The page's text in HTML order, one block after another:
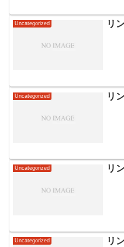
も
て
Uncategorized リ
Uncategorized リ
Uncategorized リ
Uncategorized リ